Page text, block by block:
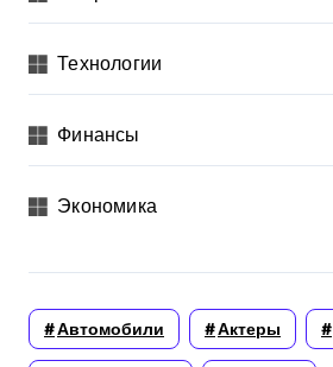
Технологии
Финансы
Экономика
Автомобили Актеры